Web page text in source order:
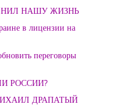
НАШУ ЖИЗНЬ
в лицензии на
переговоры
РОССИИ?
ДРАПАТЫЙ